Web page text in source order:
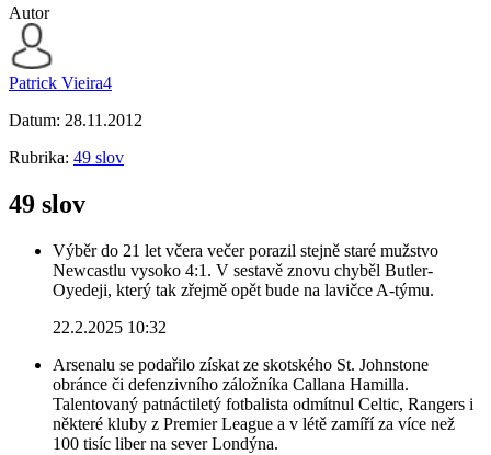
Autor
Patrick Vieira4
Datum: 28.11.2012
Rubrika: 49 slov
49 slov
Výběr do 21 let včera večer porazil stejně staré mužstvo
Newcastlu vysoko 4:1. V sestavě znovu chyběl Butler-
Oyedeji, který tak zřejmě opět bude na lavičce A-týmu.
22.2.2025 10:32
Arsenalu se podařilo získat ze skotského St. Johnstone
obránce či defenzivního záložníka Callana Hamilla.
Talentovaný patnáctiletý fotbalista odmítnul Celtic, Rangers i
některé kluby z Premier League a v létě zamíří za více než
100 tisíc liber na sever Londýna.